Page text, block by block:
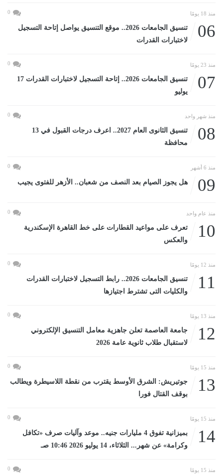
منذ 18 يومًا 0
06
تنسيق الجامعات 2026.. موقع التنسيق يواصل إتاحة التسجيل
لاختبارات القدرات
منذ 23 يومًا 0
07
تنسيق الجامعات 2026.. إتاحة التسجيل لاختبارات القدرات 17
يوليو
منذ شهر واحد 0
08
تنسيق الثانوى العام 2027.. اعرف درجات القبول في 13
محافظة
منذ 6 أشهر 0
09 هل يجوز الصيام بعد النصف من شعبان.. الأزهر للفتوى يجيب
منذ عام واحد 0
10
تعرف على مواعيد القطارات على خط القاهرة الإسكندرية
والعكس
منذ 12 يومًا 0
11
تنسيق الجامعات 2026.. رابط التسجيل لاختبارات القدرات
والكليات التى تشترط اجتيازها
منذ 13 يومًا 0
12
جامعة العاصمة تعلن جاهزية معامل التنسيق الإلكتروني
لاستقبال طلاب ثانوية عامة 2026
منذ 15 يومًا 0
13
جوتيريش: الشرق الأوسط يقترب من نقطة اللاسيطرة ويطالب
بوقف القتال فورا
منذ 15 يومًا 0
14
بميزانية تفوق 4 مليارات جنيه.. موعد وآليات صرف «تكافل
وكرامة» عن شهر... الثلاثاء، 14 يوليو 2026 10:46 صـ
منذ 15 يومًا 0